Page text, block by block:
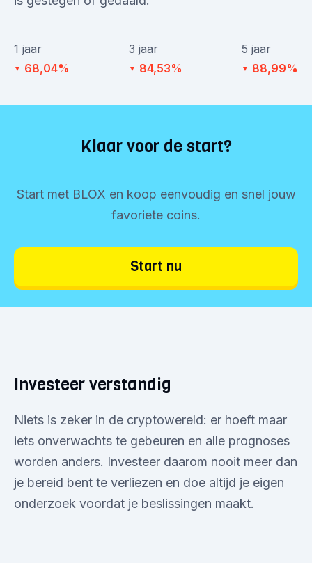
1 jaar
▼ 68,04%
3 jaar
▼ 84,53%
5 jaar
▼ 88,99%
Klaar voor de start?
Start met BLOX en koop eenvoudig en snel jouw
favoriete coins.
Start nu
Investeer verstandig
Niets is zeker in de cryptowereld: er hoeft maar
iets onverwachts te gebeuren en alle prognoses
worden anders. Investeer daarom nooit meer dan
je bereid bent te verliezen en doe altijd je eigen
onderzoek voordat je beslissingen maakt.